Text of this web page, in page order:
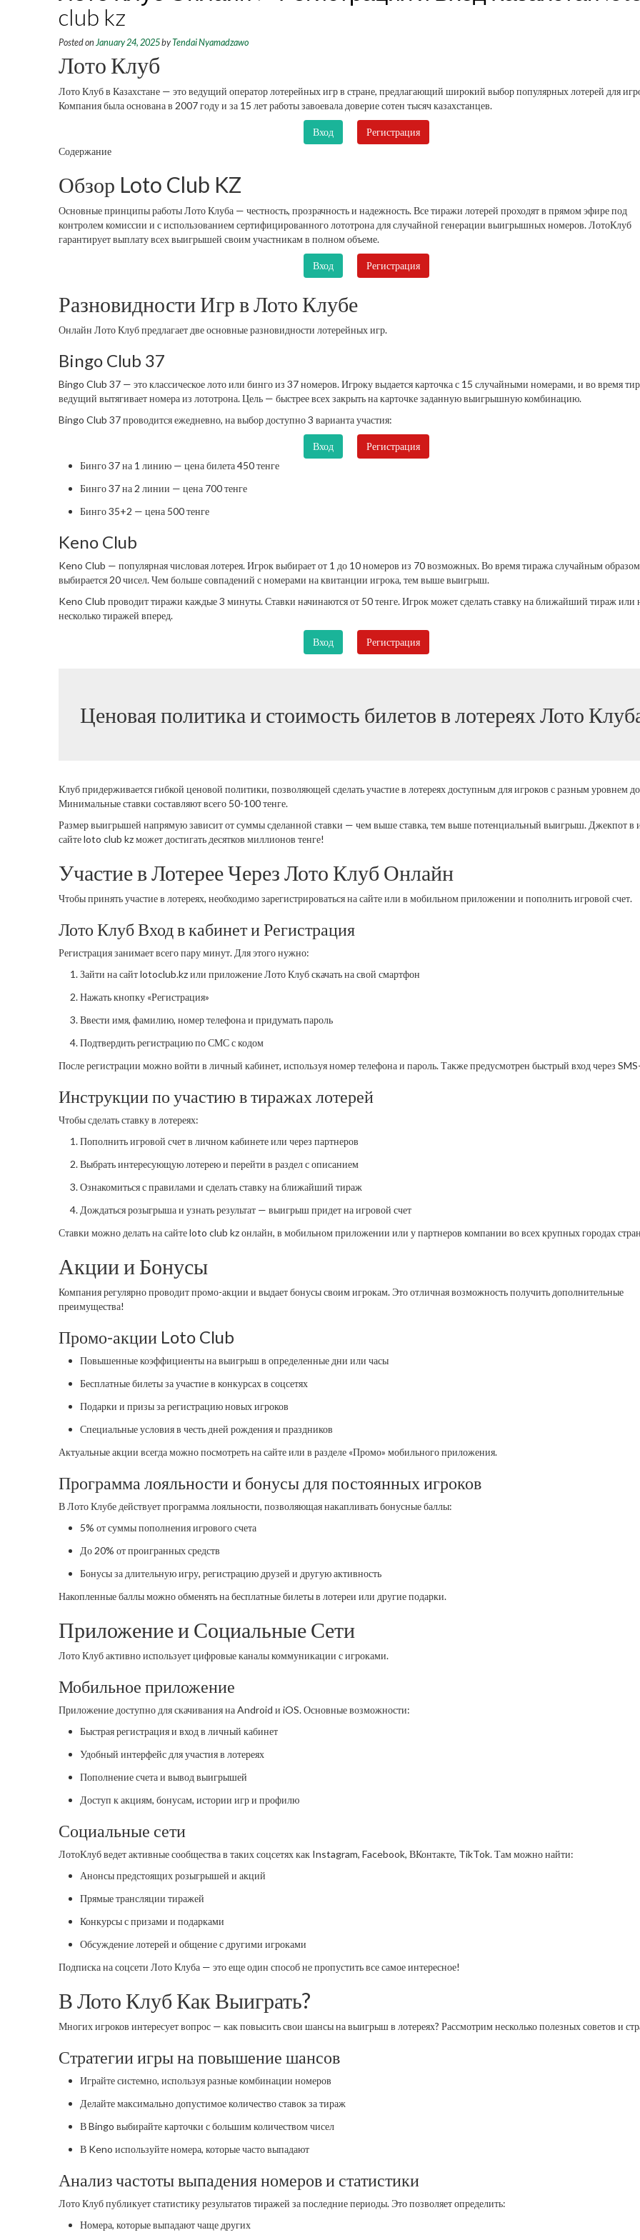
club kz
Posted on January 24, 2025byTendai Nyamadzawo
Лото Клуб
Лото Клуб в Казахстане — это ведущий оператор лотерейных игр в стране, предлагающий широкий выбор популярных лотерей для
Компания была основана в 2007 году и за 15 лет работы завоевала доверие сотен тысяч казахстанцев.
Вход
Регистрация
Содержание
Обзор Loto Club KZ
Основные принципы работы Лото Клуба — честность, прозрачность и надежность. Все тиражи лотерей проходят в прямом эфире под
контролем комиссии и с использованием сертифицированного лототрона для случайной генерации выигрышных номеров. ЛотоКлуб
гарантирует выплату всех выигрышей своим участникам в полном объеме.
Вход Регистрация
Разновидности Игр в Лото Клубе
Онлайн Лото Клуб предлагает две основные разновидности лотерейных игр.
Bingo Club 37
Bingo Club 37 — это классическое лото или бинго из 37 номеров. Игроку выдается карточка с 15 случайными номерами, и во время
ведущий вытягивает номера из лототрона. Цель — быстрее всех закрыть на карточке заданную выигрышную комбинацию.
Bingo Club 37 проводится ежедневно, на выбор доступно 3 варианта участия:
Вход
Регистрация
Бинго 37 на 1 линию — цена билета 450 тенге
Бинго 37 на 2 линии — цена 700 тенге
Бинго 35+2 — цена 500 тенге
Keno Club
Keno Club — популярная числовая лотерея. Игрок выбирает от 1 до 10 номеров из 70 возможных. Во время тиража случайным образом
выбирается 20 чисел. Чем больше совпадений с номерами на квитанции игрока, тем выше выигрыш.
Keno Club проводит тиражи каждые 3 минуты. Ставки начинаются от 50 тенге. Игрок может сделать ставку на ближайший тираж или
несколько тиражей вперед.
Вход Регистрация
Ценовая политика и стоимость билетов в лотереях Лото
Клуб придерживается гибкой ценовой политики, позволяющей сделать участие в лотереях доступным для игроков с разным уровнем
Минимальные ставки составляют всего 50-100 тенге.
Размер выигрышей напрямую зависит от суммы сделанной ставки — чем выше ставка, тем выше потенциальный выигрыш. Джекпот в
сайте loto club kz может достигать десятков миллионов тенге!
Участие в Лотерее Через Лото Клуб Онлайн
Чтобы принять участие в лотереях, необходимо зарегистрироваться на сайте или в мобильном приложении и пополнить игровой счет.
Лото Клуб Вход в кабинет и Регистрация
Регистрация занимает всего пару минут. Для этого нужно:
Зайти на сайт lotoclub.kz или приложение Лото Клуб скачать на свой смартфон
Нажать кнопку «Регистрация»
Ввести имя, фамилию, номер телефона и придумать пароль
Подтвердить регистрацию по СМС с кодом
После регистрации можно войти в личный кабинет, используя номер телефона и пароль. Также предусмотрен быстрый вход через
Инструкции по участию в тиражах лотерей
Чтобы сделать ставку в лотереях:
Пополнить игровой счет в личном кабинете или через партнеров
Выбрать интересующую лотерею и перейти в раздел с описанием
Ознакомиться с правилами и сделать ставку на ближайший тираж
Дождаться розыгрыша и узнать результат — выигрыш придет на игровой счет
Ставки можно делать на сайте loto club kz онлайн, в мобильном приложении или у партнеров компании во всех крупных городах
Акции и Бонусы
Компания регулярно проводит промо-акции и выдает бонусы своим игрокам. Это отличная возможность получить дополнительные
преимущества!
Промо-акции Loto Club
Повышенные коэффициенты на выигрыш в определенные дни или часы
Бесплатные билеты за участие в конкурсах в соцсетях
Подарки и призы за регистрацию новых игроков
Специальные условия в честь дней рождения и праздников
Актуальные акции всегда можно посмотреть на сайте или в разделе «Промо» мобильного приложения.
Программа лояльности и бонусы для постоянных игроков
В Лото Клубе действует программа лояльности, позволяющая накапливать бонусные баллы:
5% от суммы пополнения игрового счета
До 20% от проигранных средств
Бонусы за длительную игру, регистрацию друзей и другую активность
Накопленные баллы можно обменять на бесплатные билеты в лотереи или другие подарки.
Приложение и Социальные Сети
Лото Клуб активно использует цифровые каналы коммуникации с игроками.
Мобильное приложение
Приложение доступно для скачивания на Android и iOS. Основные возможности:
Быстрая регистрация и вход в личный кабинет
Удобный интерфейс для участия в лотереях
Пополнение счета и вывод выигрышей
Доступ к акциям, бонусам, истории игр и профилю
Социальные сети
ЛотоКлуб ведет активные сообщества в таких соцсетях как Instagram, Facebook, ВКонтакте, TikTok. Там можно найти:
Анонсы предстоящих розыгрышей и акций
Прямые трансляции тиражей
Конкурсы с призами и подарками
Обсуждение лотерей и общение с другими игроками
Подписка на соцсети Лото Клуба — это еще один способ не пропустить все самое интересное!
В Лото Клуб Как Выиграть?
Многих игроков интересует вопрос — как повысить свои шансы на выигрыш в лотереях? Рассмотрим несколько полезных советов и
Стратегии игры на повышение шансов
Играйте системно, используя разные комбинации номеров
Делайте максимально допустимое количество ставок за тираж
В Bingo выбирайте карточки с большим количеством чисел
В Keno используйте номера, которые часто выпадают
Анализ частоты выпадения номеров и статистики
Лото Клуб публикует статистику результатов тиражей за последние периоды. Это позволяет определить:
Номера, которые выпадают чаще других